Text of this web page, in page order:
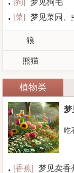
[狗]
梦见狗毛
[菜] 梦见菜园、
狼
熊猫
植物类
梦
吃
[香蕉]
梦见卖香